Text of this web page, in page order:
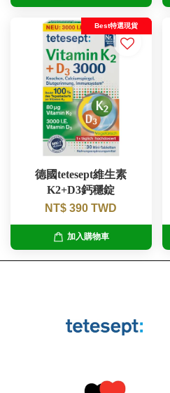
Best特選現貨
德國tetesept維生素
K2+D3鈣穩錠
NT$ 390 TWD
加入購物車